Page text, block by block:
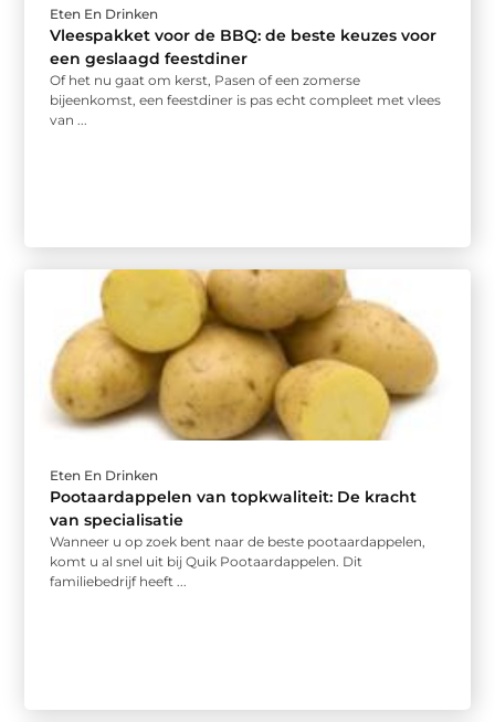
Eten En Drinken
Vleespakket voor de BBQ: de beste keuzes voor
een geslaagd feestdiner
Of het nu gaat om kerst, Pasen of een zomerse
bijeenkomst, een feestdiner is pas echt compleet met vlees
van ...
Eten En Drinken
Pootaardappelen van topkwaliteit: De kracht
van specialisatie
Wanneer u op zoek bent naar de beste pootaardappelen,
komt u al snel uit bij Quik Pootaardappelen. Dit
familiebedrijf heeft ...